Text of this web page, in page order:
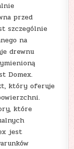
przed
szczególnie
na
drewnu
Domex.
który oferuje
które
jest